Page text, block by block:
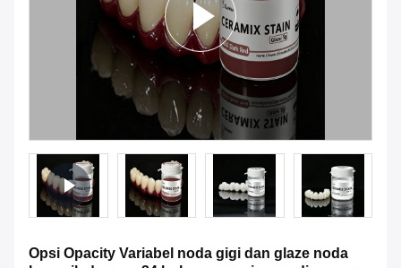
Opsi Opacity Variabel noda gigi dan glaze noda